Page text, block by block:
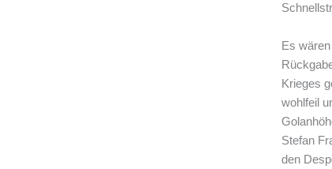
Es
Krieges
wohlfeil
Stefan
den